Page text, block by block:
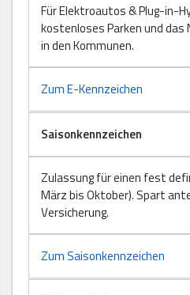
Für Elektroautos & Plug-in-
kostenloses Parken und das
in den Kommunen.
Zum E-Kennzeichen
Saisonkennzeichen
Zulassung für einen fest
März bis Oktober). Spart
Versicherung.
Zum Saisonkennzeichen